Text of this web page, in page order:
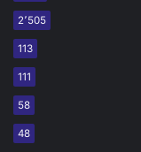
2٬505
113
111
58
48